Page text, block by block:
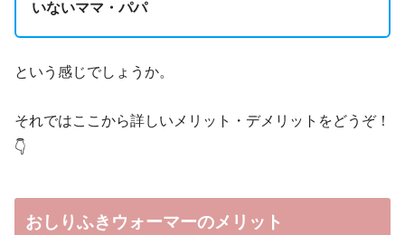
いないママ・パパ
という感じでしょうか。
それではここから詳しいメリット・デメリットをどうぞ！
👇️
おしりふきウォーマーのメリット